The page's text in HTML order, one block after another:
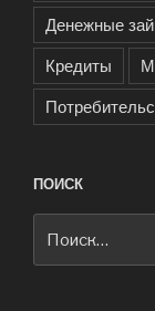
Денежные
Кредиты
ПОИСК